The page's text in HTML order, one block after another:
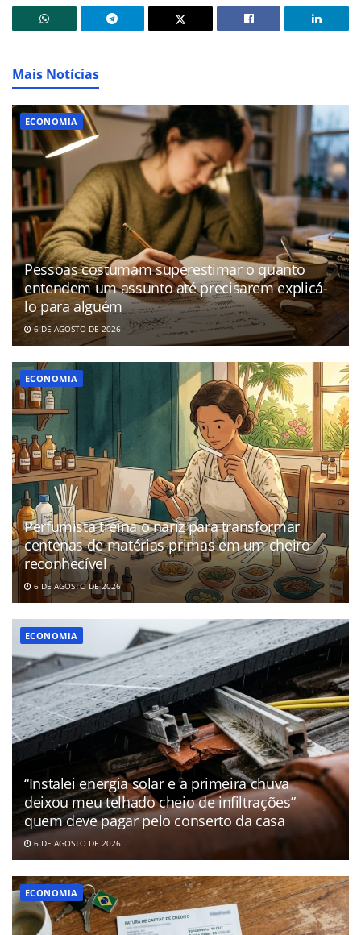
Mais Notícias
ECONOMIA
Pessoas costumam superestimar o quanto
entendem um assunto até precisarem explicá-
lo para alguém
6 DE AGOSTO DE 2026
ECONOMIA
Perfumista treina o nariz para transformar
centenas de matérias-primas em um cheiro
reconhecível
6 DE AGOSTO DE 2026
ECONOMIA
“Instalei energia solar e a primeira chuva
deixou meu telhado cheio de infiltrações”
quem deve pagar pelo conserto da casa
6 DE AGOSTO DE 2026
ECONOMIA